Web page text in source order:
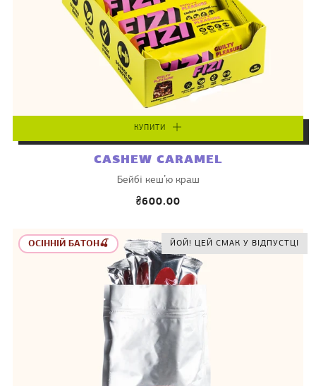
КУПИТИ
CASHEW CARAMEL
Бейбі кешʼю краш
₴600.00
ЙОЙ! ЦЕЙ СМАК У ВІДПУСТЦІ
ОСІННІЙ БАТОН🍒